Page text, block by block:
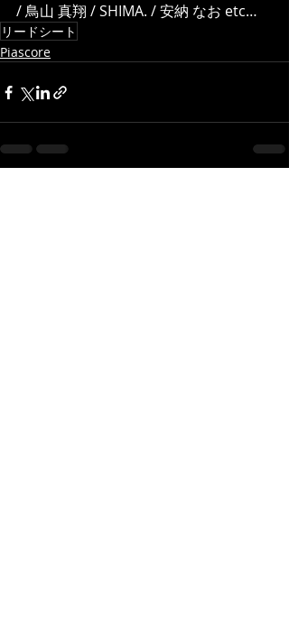
/ 鳥山 真翔 / SHIMA. / 安納 なお etc…
リードシート
Piascore